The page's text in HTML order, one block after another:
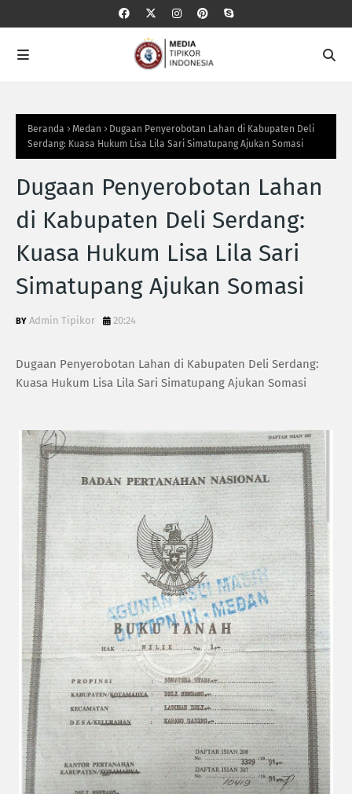
Beranda Medan
Dugaan Penyerobotan Lahan di Kabupaten Deli
Serdang: Kuasa Hukum Lisa Lila Sari Simatupang Ajukan Somasi
Dugaan Penyerobotan Lahan
di Kabupaten Deli Serdang:
Kuasa Hukum Lisa Lila Sari
Simatupang Ajukan Somasi
Admin Tipikor 20:24
Dugaan Penyerobotan Lahan di Kabupaten Deli Serdang:
Kuasa Hukum Lisa Lila Sari Simatupang Ajukan Somasi